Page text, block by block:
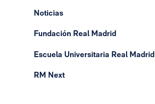
Noticias
Fundación Real Madrid
Escuela Universitaria Real Madrid
RM Next